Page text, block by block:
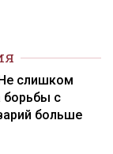
слишком
борьбы с
больше